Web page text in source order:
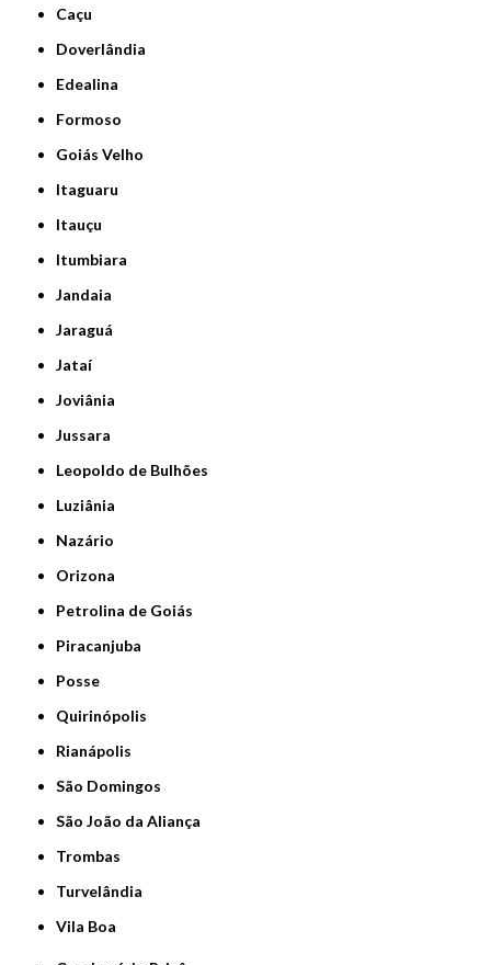
Caçu
Doverlândia
Edealina
Formoso
Goiás Velho
Itaguaru
Itauçu
Itumbiara
Jandaia
Jaraguá
Jataí
Joviânia
Jussara
Leopoldo de Bulhões
Luziânia
Nazário
Orizona
Petrolina de Goiás
Piracanjuba
Posse
Quirinópolis
Rianápolis
São Domingos
São João da Aliança
Trombas
Turvelândia
Vila Boa